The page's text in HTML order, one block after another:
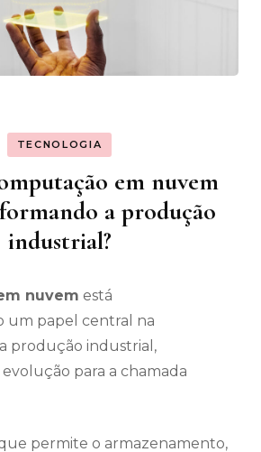
TECNOLOGIA
em nuvem
a produção
industrial?
nuvem está
um papel central na
produção industrial,
para a chamada
permite o armazenamento,